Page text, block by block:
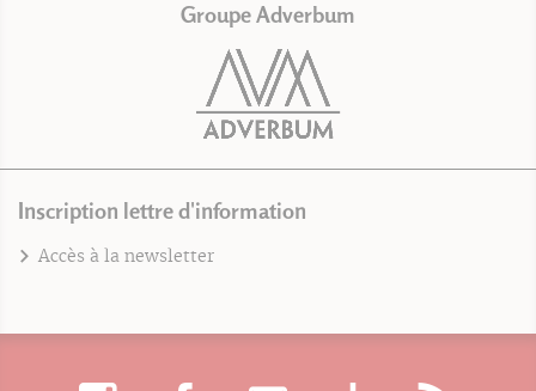
Groupe Adverbum
Inscription lettre d'information
Accès à la newsletter